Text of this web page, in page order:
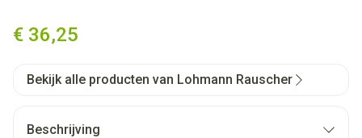
€ 36,25
Bekijk alle producten van Lohmann Rauscher
Beschrijving